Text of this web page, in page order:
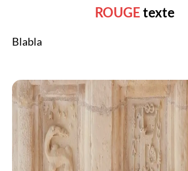
ROUGEtexte
Blabla